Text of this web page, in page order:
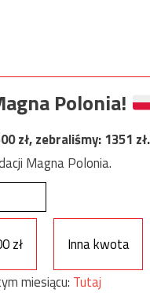
Polonia!
zł, zebraliśmy:1351 zł.
Magna Polonia.
zł
Inna kwota
miesiącu: Tutaj